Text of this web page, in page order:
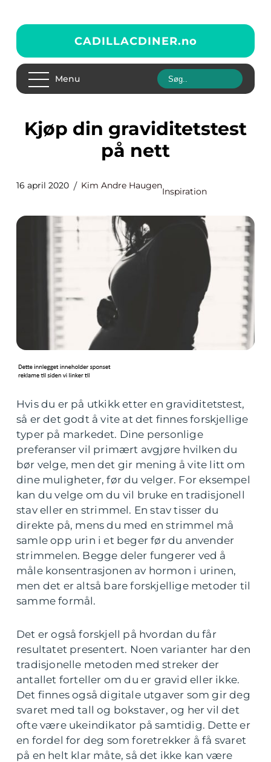
CADILLACDINER.no
Menu
Kjøp din graviditetstest
på nett
16 april 2020 Kim Andre Haugen
Inspiration
Hvis du er på utkikk etter en graviditetstest,
så er det godt å vite at det finnes forskjellige
typer på markedet. Dine personlige
preferanser vil primært avgjøre hvilken du
bør velge, men det gir mening å vite litt om
dine muligheter, før du velger. For eksempel
kan du velge om du vil bruke en tradisjonell
stav eller en strimmel. En stav tisser du
direkte på, mens du med en strimmel må
samle opp urin i et beger før du anvender
strimmelen. Begge deler fungerer ved å
måle konsentrasjonen av hormon i urinen,
men det er altså bare forskjellige metoder til
samme formål.
Det er også forskjell på hvordan du får
resultatet presentert. Noen varianter har den
tradisjonelle metoden med streker der
antallet forteller om du er gravid eller ikke.
Det finnes også digitale utgaver som gir deg
svaret med tall og bokstaver, og her vil det
ofte være ukeindikator på samtidig. Dette er
en fordel for deg som foretrekker å få svaret
på en helt klar måte, så det ikke kan være